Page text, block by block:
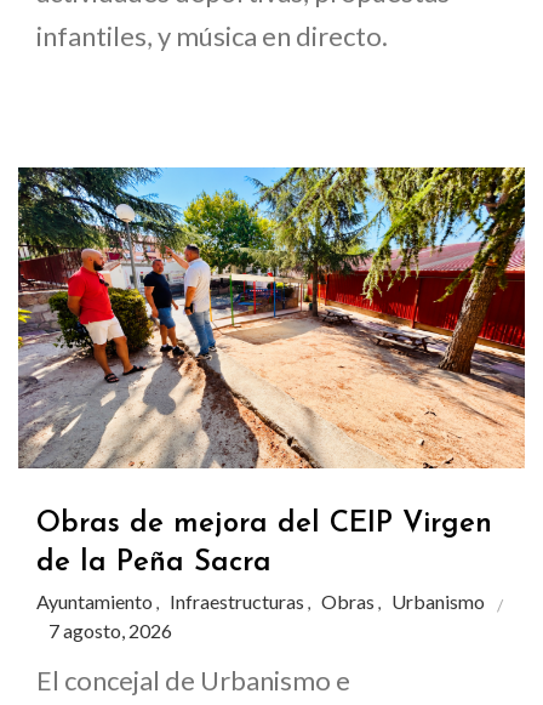
infantiles, y música en directo.
Obras de mejora del CEIP Virgen
de la Peña Sacra
Ayuntamiento , Infraestructuras , Obras , Urbanismo
7 agosto, 2026
El concejal de Urbanismo e